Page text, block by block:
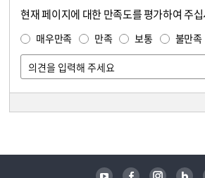
현재 페이지에 대한 만족도를 평가하여 주
매우만족 만족 보통 불만족
유튜브 페이스북 인스타그램 블로그